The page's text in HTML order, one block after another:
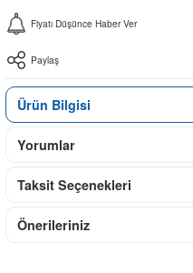
Fiyatı Düşünce Haber Ver
Paylaş
Ürün Bilgisi
Yorumlar
Taksit Seçenekleri
Önerileriniz